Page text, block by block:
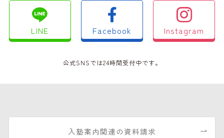
LINE Facebook Instagram
公式SNSでは24時間受付中です。
入塾案内関連の資料請求